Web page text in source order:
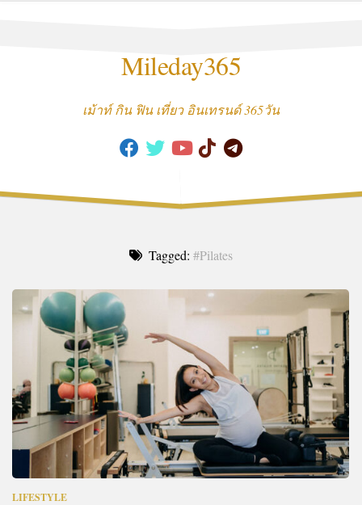
Mileday365
เม้าท์ กิน ฟิน เที่ยว อินเทรนด์ 365วัน
Tagged: #Pilates
LIFESTYLE